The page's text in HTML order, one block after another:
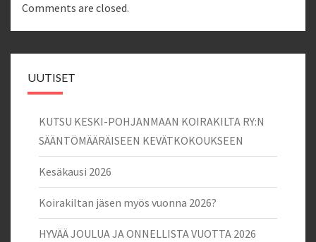
Comments are closed.
UUTISET
KUTSU KESKI-POHJANMAAN KOIRAKILTA RY:N
SÄÄNTÖMÄÄRÄISEEN KEVÄTKOKOUKSEEN
Kesäkausi 2026
Koirakiltan jäsen myös vuonna 2026?
HYVÄÄ JOULUA JA ONNELLISTA VUOTTA 2026